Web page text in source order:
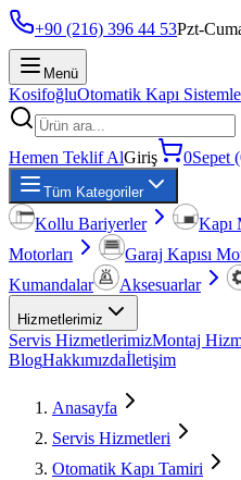
+90 (216) 396 44 53Pzt-
Menü
KosifoğluOtomatik Kapı
Hemen Teklif AlGiriş 0Sepet
Tüm Kategoriler
Kollu Bariyerler Kapı
Motorları
Garaj Kapısı
Kumandalar
Aksesuarlar
Hizmetlerimiz
Servis HizmetlerimizMontaj
BlogHakkımızdaİletişim
Anasayfa
Servis Hizmetleri
Otomatik Kapı Tamiri